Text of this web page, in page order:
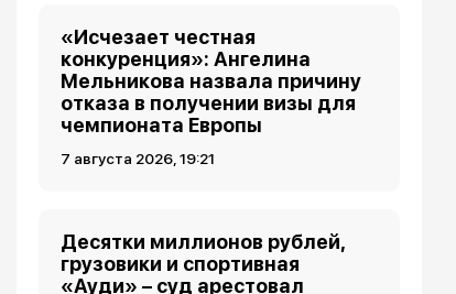
«Исчезает честная
конкуренция»: Ангелина
Мельникова назвала причину
отказа в получении визы для
чемпионата Европы
7 августа 2026, 19:21
Десятки миллионов рублей,
грузовики и спортивная
«Ауди» – суд арестовал